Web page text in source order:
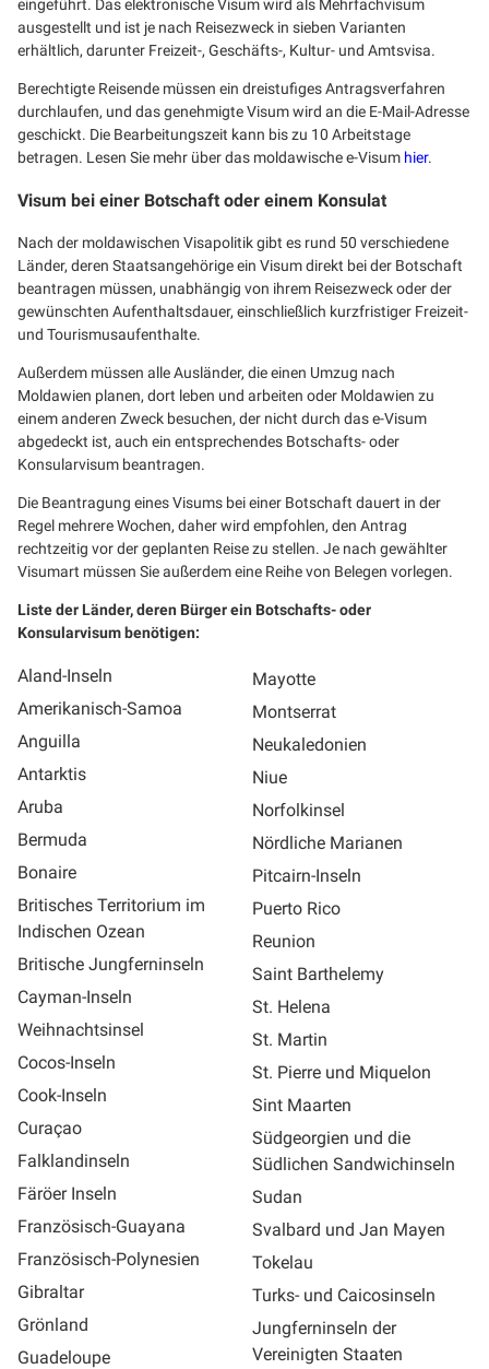
eingeführt. Das elektronische Visum wird als Mehrfachvisum
ausgestellt und ist je nach Reisezweck in sieben Varianten
erhältlich, darunter Freizeit-, Geschäfts-, Kultur- und Amtsvisa.
Berechtigte Reisende müssen ein dreistufiges Antragsverfahren
durchlaufen, und das genehmigte Visum wird an die E-Mail-Adresse
geschickt. Die Bearbeitungszeit kann bis zu 10 Arbeitstage
betragen. Lesen Sie mehr über das moldawische e-Visum hier.
Visum bei einer Botschaft oder einem Konsulat
Nach der moldawischen Visapolitik gibt es rund 50 verschiedene
Länder, deren Staatsangehörige ein Visum direkt bei der Botschaft
beantragen müssen, unabhängig von ihrem Reisezweck oder der
gewünschten Aufenthaltsdauer, einschließlich kurzfristiger Freizeit-
und Tourismusaufenthalte.
Außerdem müssen alle Ausländer, die einen Umzug nach
Moldawien planen, dort leben und arbeiten oder Moldawien zu
einem anderen Zweck besuchen, der nicht durch das e-Visum
abgedeckt ist, auch ein entsprechendes Botschafts- oder
Konsularvisum beantragen.
Die Beantragung eines Visums bei einer Botschaft dauert in der
Regel mehrere Wochen, daher wird empfohlen, den Antrag
rechtzeitig vor der geplanten Reise zu stellen. Je nach gewählter
Visumart müssen Sie außerdem eine Reihe von Belegen vorlegen.
Liste der Länder, deren Bürger ein Botschafts- oder
Konsularvisum benötigen:
Aland-Inseln
Amerikanisch-Samoa
Anguilla
Antarktis
Aruba
Bermuda
Bonaire
Britisches Territorium im
Indischen Ozean
Britische Jungferninseln
Cayman-Inseln
Weihnachtsinsel
Cocos-Inseln
Cook-Inseln
Curaçao
Falklandinseln
Färöer Inseln
Französisch-Guayana
Französisch-Polynesien
Gibraltar
Grönland
Guadeloupe
Mayotte
Montserrat
Neukaledonien
Niue
Norfolkinsel
Nördliche Marianen
Pitcairn-Inseln
Puerto Rico
Reunion
Saint Barthelemy
St. Helena
St. Martin
St. Pierre und Miquelon
Sint Maarten
Südgeorgien und die
Südlichen Sandwichinseln
Sudan
Svalbard und Jan Mayen
Tokelau
Turks- und Caicosinseln
Jungferninseln der
Vereinigten Staaten